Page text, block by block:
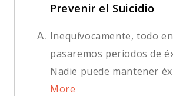
Prevenir el Suicidio
A. Inequívocamente, todo
pasaremos periodos de
Nadie puede mantener
More